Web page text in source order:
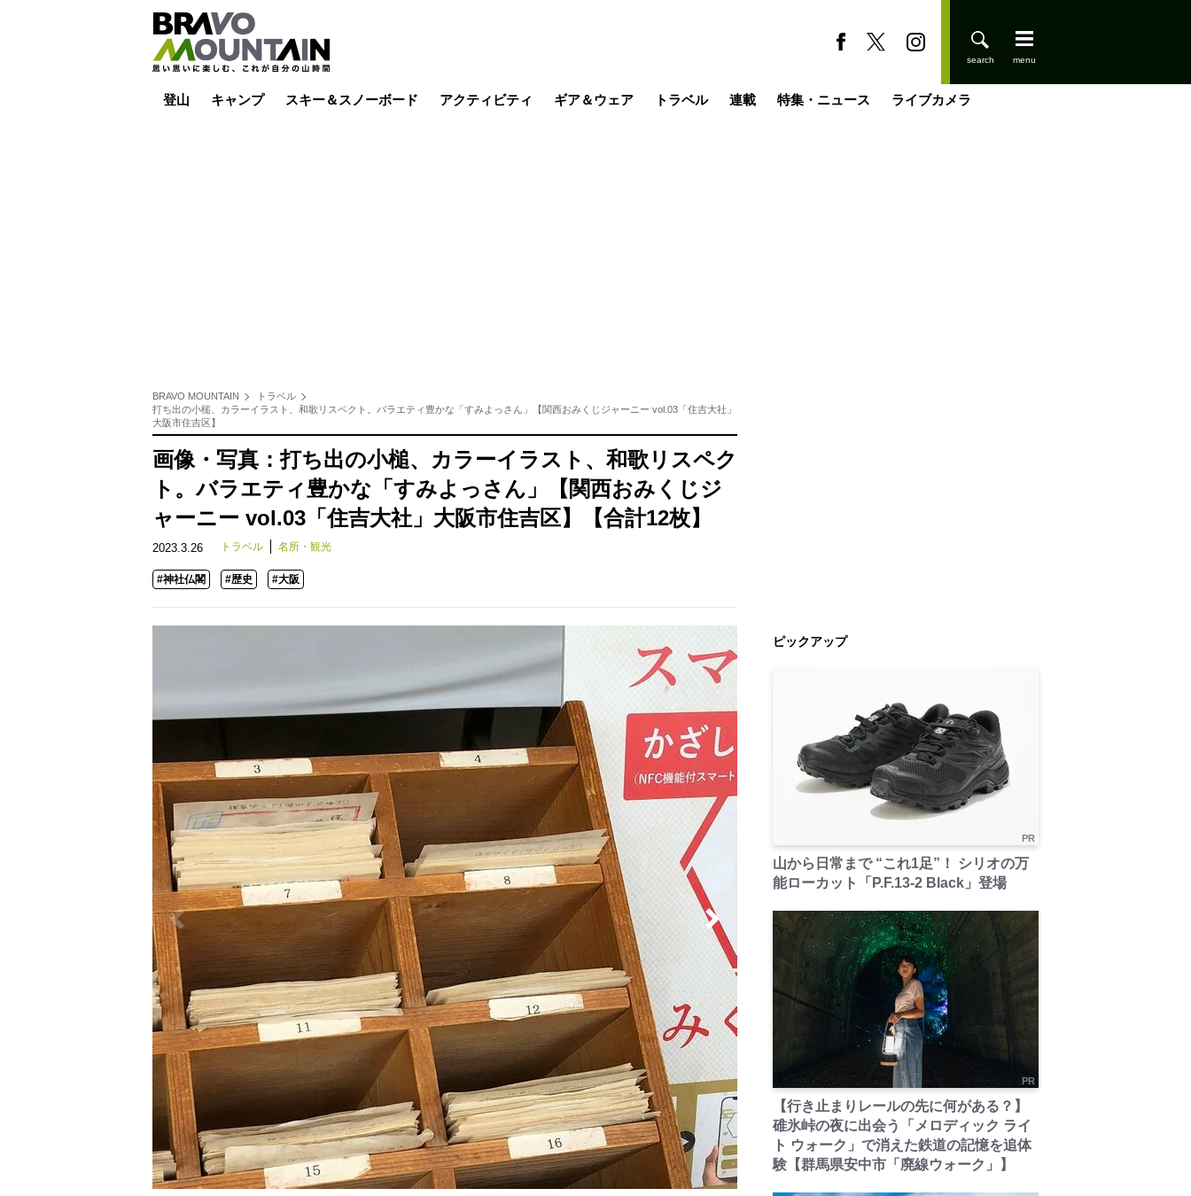
登山 キャンプ スキー＆スノーボード アクティビティ ギア＆ウェア トラベル 連載 特集・ニュース ライブカメラ
BRAVO MOUNTAIN
トラベル
打ち出の小槌、カラーイラスト、和歌リスペクト。バラエティ豊かな「すみよっさん」【関西おみくじジャーニー vol.03「住吉大社」
大阪市住吉区】
画像・写真：打ち出の小槌、カラーイラスト、和歌リスペク
ト。バラエティ豊かな「すみよっさん」【関西おみくじジ
ャーニー vol.03「住吉大社」大阪市住吉区】【合計12枚】
2023.3.26 トラベル 名所・観光
#神社仏閣 #歴史 #大阪
ピックアップ
PR
山から日常まで “これ1足”！ シリオの万
能ローカット「P.F.13-2 Black」登場
PR
【行き止まりレールの先に何がある？】
碓氷峠の夜に出会う「メロディック ライ
ト ウォーク」で消えた鉄道の記憶を追体
験【群馬県安中市「廃線ウォーク」】